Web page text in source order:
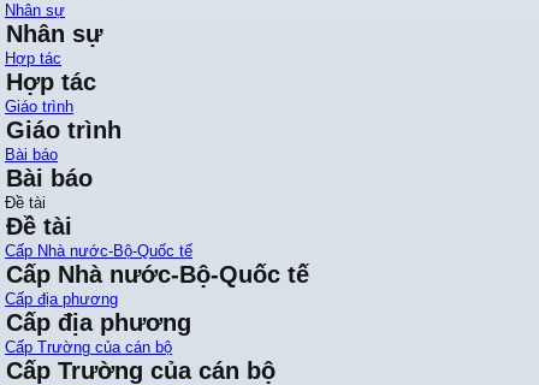
Nhân sự
Nhân sự
Hợp tác
Hợp tác
Giáo trình
Giáo trình
Bài báo
Bài báo
Đề tài
Đề tài
Cấp Nhà nước-Bộ-Quốc tế
Cấp Nhà nước-Bộ-Quốc tế
Cấp địa phương
Cấp địa phương
Cấp Trường của cán bộ
Cấp Trường của cán bộ